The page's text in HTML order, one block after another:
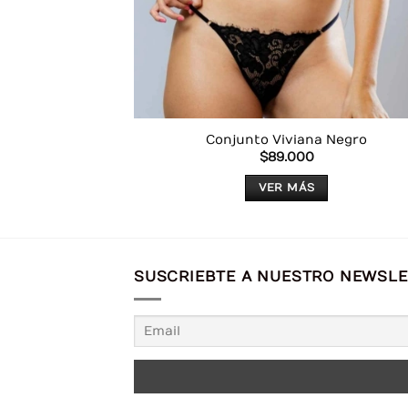
Conjunto Viviana Negro
$89.000
VER MÁS
múltiples
Las
se
SUSCRIEBTE A NUESTRO